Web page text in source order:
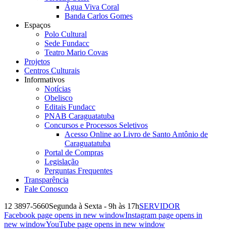
Água Viva Coral
Banda Carlos Gomes
Espaços
Polo Cultural
Sede Fundacc
Teatro Mario Covas
Projetos
Centros Culturais
Informativos
Notícias
Obelisco
Editais Fundacc
PNAB Caraguatatuba
Concursos e Processos Seletivos
Acesso Online ao Livro de Santo Antônio de
Caraguatatuba
Portal de Compras
Legislação
Perguntas Frequentes
Transparência
Fale Conosco
12 3897-5660Segunda à Sexta - 9h às 17hSERVIDOR
Facebook page opens in new windowInstagram page opens in
new windowYouTube page opens in new window